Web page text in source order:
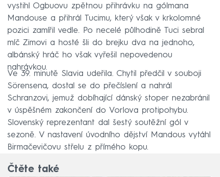
vystihl Ogbuovu zpětnou přihrávku na gólmana
Mandouse a přihrál Tucimu, který však v krkolomné
pozici zamířil vedle. Po necelé půlhodině Tuci sebral
míč Zimovi a hosté šli do brejku dva na jednoho,
albánský hráč ho však vyřešil nepovedenou
nahrávkou.
Ve 39. minutě Slavia udeřila. Chytil předčil v souboji
Sörensena, dostal se do přečíslení a nahrál
Schranzovi, jemuž dobíhající dánský stoper nezabránil
v úspěšném zakončení do Vorlova protipohybu.
Slovenský reprezentant dal šestý soutěžní gól v
sezoně. V nastavení úvodního dějství Mandous vytáhl
Birmačevičovu střelu z přímého kopu.
Čtěte také